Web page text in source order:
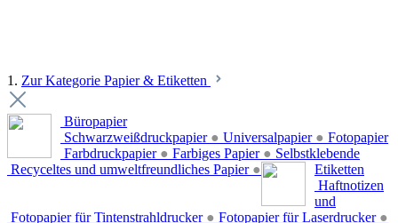
1. Zur Kategorie Papier & Etiketten
Büropapier
Schwarzweißdruckpapier ● Universalpapier ●
Farbdruckpapier ● Farbiges Papier ●
Recyceltes und umweltfreundliches Papier ●
Fotopapier
Fotopapier für Tintenstrahldrucker ● Fotopapier für Laserdrucker ●
Selbstklebende
Etiketten
Haftnotizen
und